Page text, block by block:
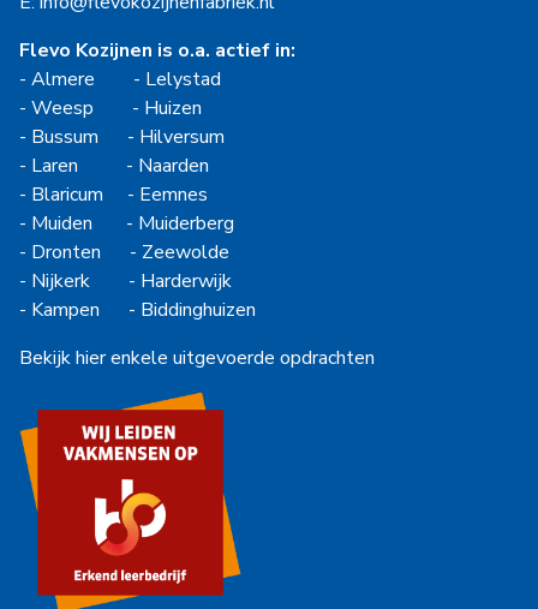
Flevo Kozijnen is o.a. actief in:
- Almere - Lelystad
- Weesp - Huizen
- Bussum - Hilversum
- Laren - Naarden
- Blaricum - Eemnes
- Muiden - Muiderberg
- Dronten - Zeewolde
- Nijkerk - Harderwijk
- Kampen - Biddinghuizen
Bekijk hier enkele uitgevoerde opdrachten